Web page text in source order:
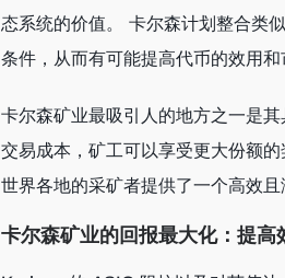
态系统的价值。 卡尔森计划整合类
条件，从而有可能提高代币的效用和
卡尔森矿业最吸引人的地方之一是
交易成本，矿工可以享受更大份额
世界各地的采矿者提供了一个高效且
卡尔森矿业的回报最大化：提高